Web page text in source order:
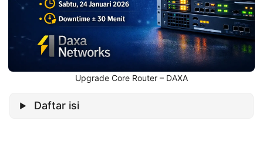
Upgrade Core Router – DAXA
Daftar isi